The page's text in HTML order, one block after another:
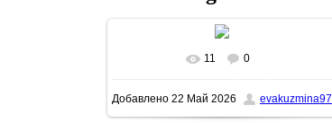
В реальном размере
320.6Kb
11 0
Добавлено 22 Май 2026 evakuzmina97